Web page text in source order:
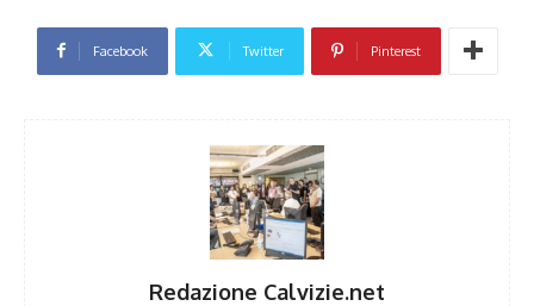
Facebook Twitter Pinterest
Redazione Calvizie.net